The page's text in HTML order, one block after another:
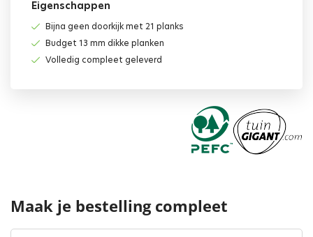
Eigenschappen
Bijna geen doorkijk met 21 planks
Budget 13 mm dikke planken
Volledig compleet geleverd
Maak je bestelling compleet